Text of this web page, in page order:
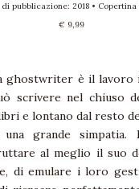
di pubblicazione: 2018 •
€ 9,99
ghostwriter è il lavoro
scrivere nel chiuso
e lontano dal resto
grande simpatia.
al meglio il suo
di emulare i loro